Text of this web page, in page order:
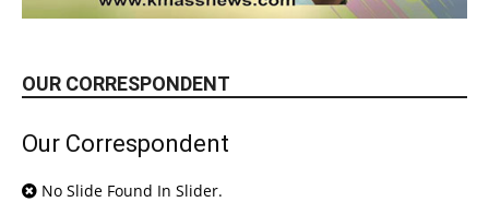
OUR CORRESPONDENT
Our Correspondent
No Slide Found In Slider.